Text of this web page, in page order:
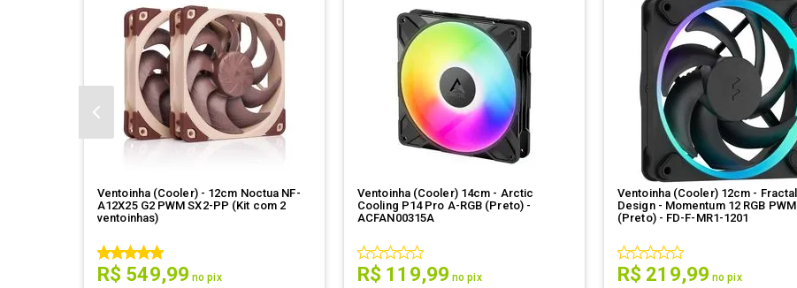
Ventoinha (Cooler) - 12cm Noctua NF-
A12X25 G2 PWM SX2-PP (Kit com 2
ventoinhas)
R$ 549,99 no pix
Ventoinha (Cooler) 14cm - Arctic
Cooling P14 Pro A-RGB (Preto) -
ACFAN00315A
R$ 119,99 no pix
Ventoinha (Cooler) 12cm - Fractal
Design - Momentum 12 RGB PWM
(Preto) - FD-F-MR1-1201
R$ 219,99 no pix